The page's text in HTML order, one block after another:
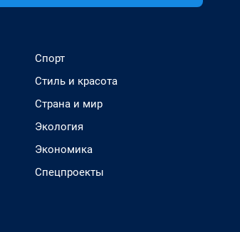
Спорт
Стиль и красота
Страна и мир
Экология
Экономика
Спецпроекты